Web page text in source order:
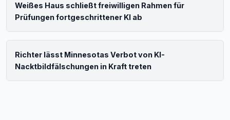
Weißes Haus schließt freiwilligen Rahmen für
Prüfungen fortgeschrittener KI ab
Richter lässt Minnesotas Verbot von KI-
Nacktbildfälschungen in Kraft treten